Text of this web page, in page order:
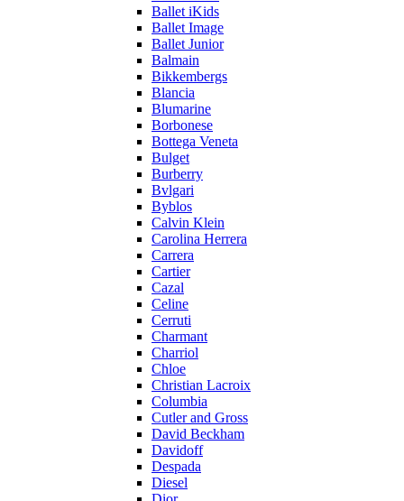
Ballet iKids
Ballet Image
Ballet Junior
Balmain
Bikkembergs
Blancia
Blumarine
Borbonese
Bottega Veneta
Bulget
Burberry
Bvlgari
Byblos
Calvin Klein
Carolina Herrera
Carrera
Cartier
Cazal
Celine
Cerruti
Charmant
Charriol
Chloe
Christian Lacroix
Columbia
Cutler and Gross
David Beckham
Davidoff
Despada
Diesel